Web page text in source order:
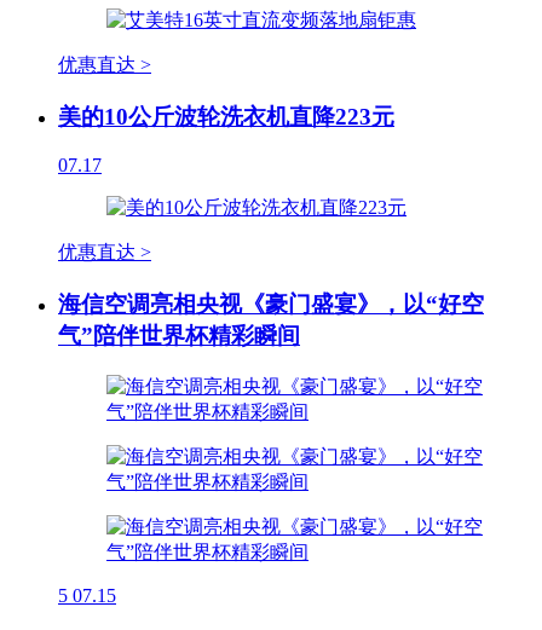
优惠直达 >
美的10公斤波轮洗衣机直降223元
07.17
优惠直达 >
海信空调亮相央视《豪门盛宴》，以“好空
气”陪伴世界杯精彩瞬间
5 07.15